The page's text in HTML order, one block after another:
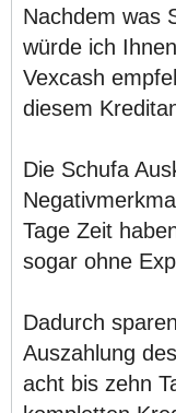
Nachdem was
würde ich
Vexcash
diesem
Die Schufa
Tage Zeit
sogar ohne
Dadurch
Auszahlung
acht bis zehn